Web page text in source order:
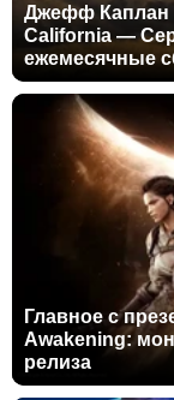
Джефф Каплан
California —
ежемесячные
Главное с
Awakening:
релиза